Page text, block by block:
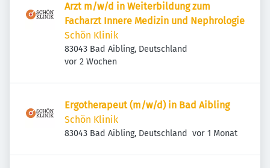
Arzt m/w/d in Weiterbildung zum
Facharzt Innere Medizin und Nephrologie
Schön Klinik
83043 Bad Aibling, Deutschland
Veröffentlicht
vor 2 Wochen
Ergotherapeut (m/w/d) in Bad Aibling
Schön Klinik
83043 Bad Aibling, Deutschland Veröffentlicht
vor 1 Monat